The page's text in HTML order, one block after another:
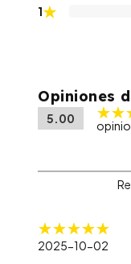
1★
Opiniones
5.00
2025-10-02